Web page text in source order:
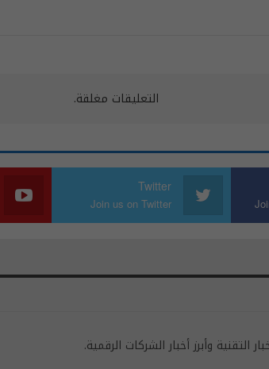
التعليقات مغلقة.
Twitter
Join us on Twitter
التقنية وأبرز أخبار الشركات الرقمية.